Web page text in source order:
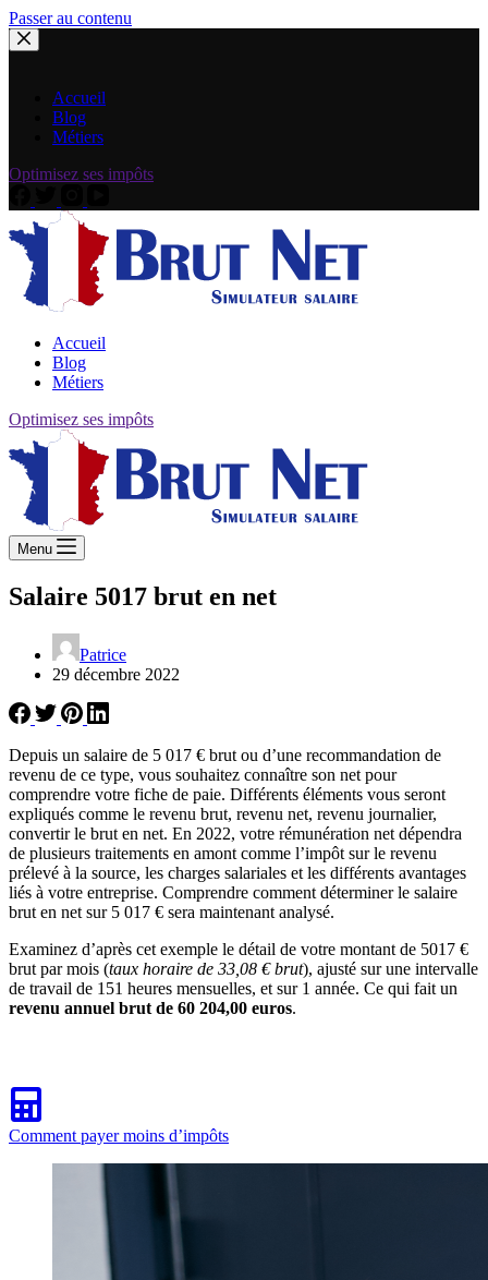
Passer au contenu
Accueil
Blog
Métiers
Optimisez ses impôts
Accueil
Blog
Métiers
Optimisez ses impôts
Menu
Salaire 5017 brut en net
Patrice
29 décembre 2022
Depuis un salaire de 5 017 € brut ou d’une recommandation de
revenu de ce type, vous souhaitez connaître son net pour
comprendre votre fiche de paie. Différents éléments vous seront
expliqués comme le revenu brut, revenu net, revenu journalier,
convertir le brut en net. En 2022, votre rémunération net dépendra
de plusieurs traitements en amont comme l’impôt sur le revenu
prélevé à la source, les charges salariales et les différents avantages
liés à votre entreprise. Comprendre comment déterminer le salaire
brut en net sur 5 017 € sera maintenant analysé.
Examinez d’après cet exemple le détail de votre montant de 5017 €
brut par mois (taux horaire de 33,08 € brut), ajusté sur une intervalle
de travail de 151 heures mensuelles, et sur 1 année. Ce qui fait un
revenu annuel brut de 60 204,00 euros.
Comment payer moins d’impôts